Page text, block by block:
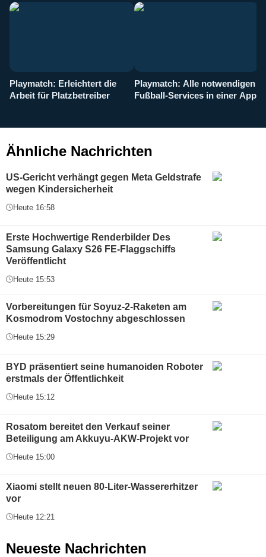
Playmatch: Erleichtert die
Arbeit für Platzbetreiber
Playmatch: Alle notwendigen
Fußball-Services in einer App
Ähnliche Nachrichten
US-Gericht verhängt gegen Meta Geldstrafe
wegen Kindersicherheit
Heute 16:58
Erste Hochwertige Renderbilder Des
Samsung Galaxy S26 FE-Flaggschiffs
Veröffentlicht
Heute 15:53
Vorbereitungen für Soyuz-2-Raketen am
Kosmodrom Vostochny abgeschlossen
Heute 15:29
BYD präsentiert seine humanoiden Roboter
erstmals der Öffentlichkeit
Heute 15:12
Rosatom bereitet den Verkauf seiner
Beteiligung am Akkuyu-AKW-Projekt vor
Heute 15:00
Xiaomi stellt neuen 80-Liter-Wassererhitzer
vor
Heute 12:21
Neueste Nachrichten